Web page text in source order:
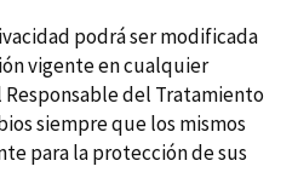
podrá ser modificada
vigente en cualquier
del Tratamiento
siempre que los mismos
para la protección de sus